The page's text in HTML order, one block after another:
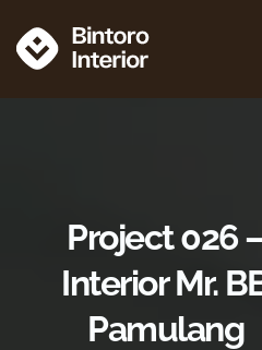
Project 026
Interior Mr.
Pamulang